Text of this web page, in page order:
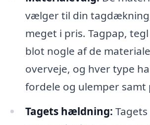
vælger til din
meget i pris. Tagpap,
blot nogle af de
overveje, og hver type
fordele og ulemper samt
Tagets hældning: